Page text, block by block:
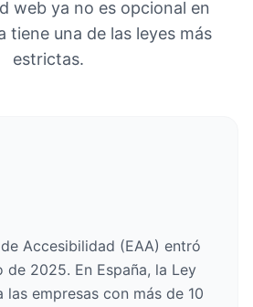
web ya no es opcional en
tiene una de las leyes más
estrictas.
Accesibilidad (EAA) entró
de 2025. En España, la Ley
las empresas con más de 10